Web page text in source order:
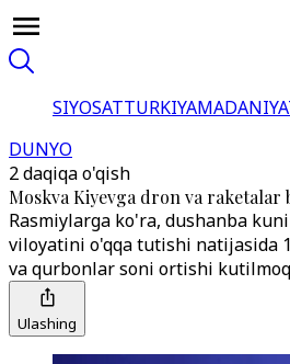
SIYOSATTURKIYA
DUNYO
2 daqiqa o'qish
Moskva Kiyevga dron va raketalar
Rasmiylarga ko'ra, dushanba
viloyatini o'qqa tutishi natijasida
va qurbonlar soni ortishi
Ulashing